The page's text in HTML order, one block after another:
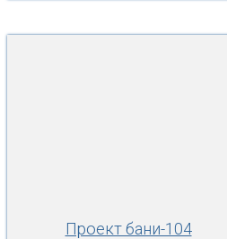
Проект бани-104